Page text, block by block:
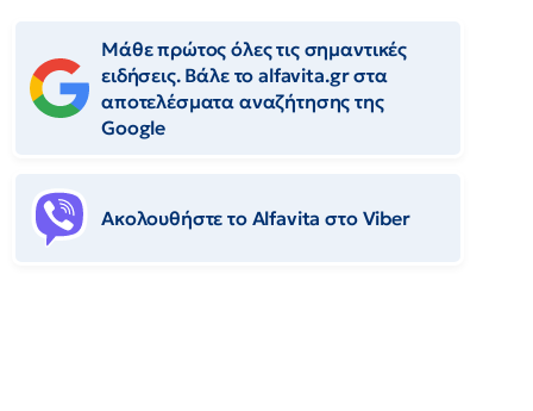
Μάθε πρώτος όλες τις σημαντικές
ειδήσεις. Βάλε το alfavita.gr στα
αποτελέσματα αναζήτησης της
Google
Ακολουθήστε το Αlfavita στο Viber